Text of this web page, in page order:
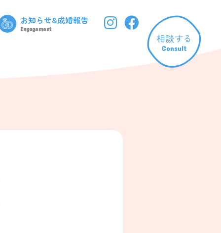
お知らせ&成婚報告
Engagement
相談する
Consult